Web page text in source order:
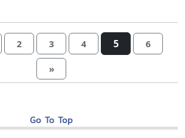
2 3 4 5 6
»
Go To Top